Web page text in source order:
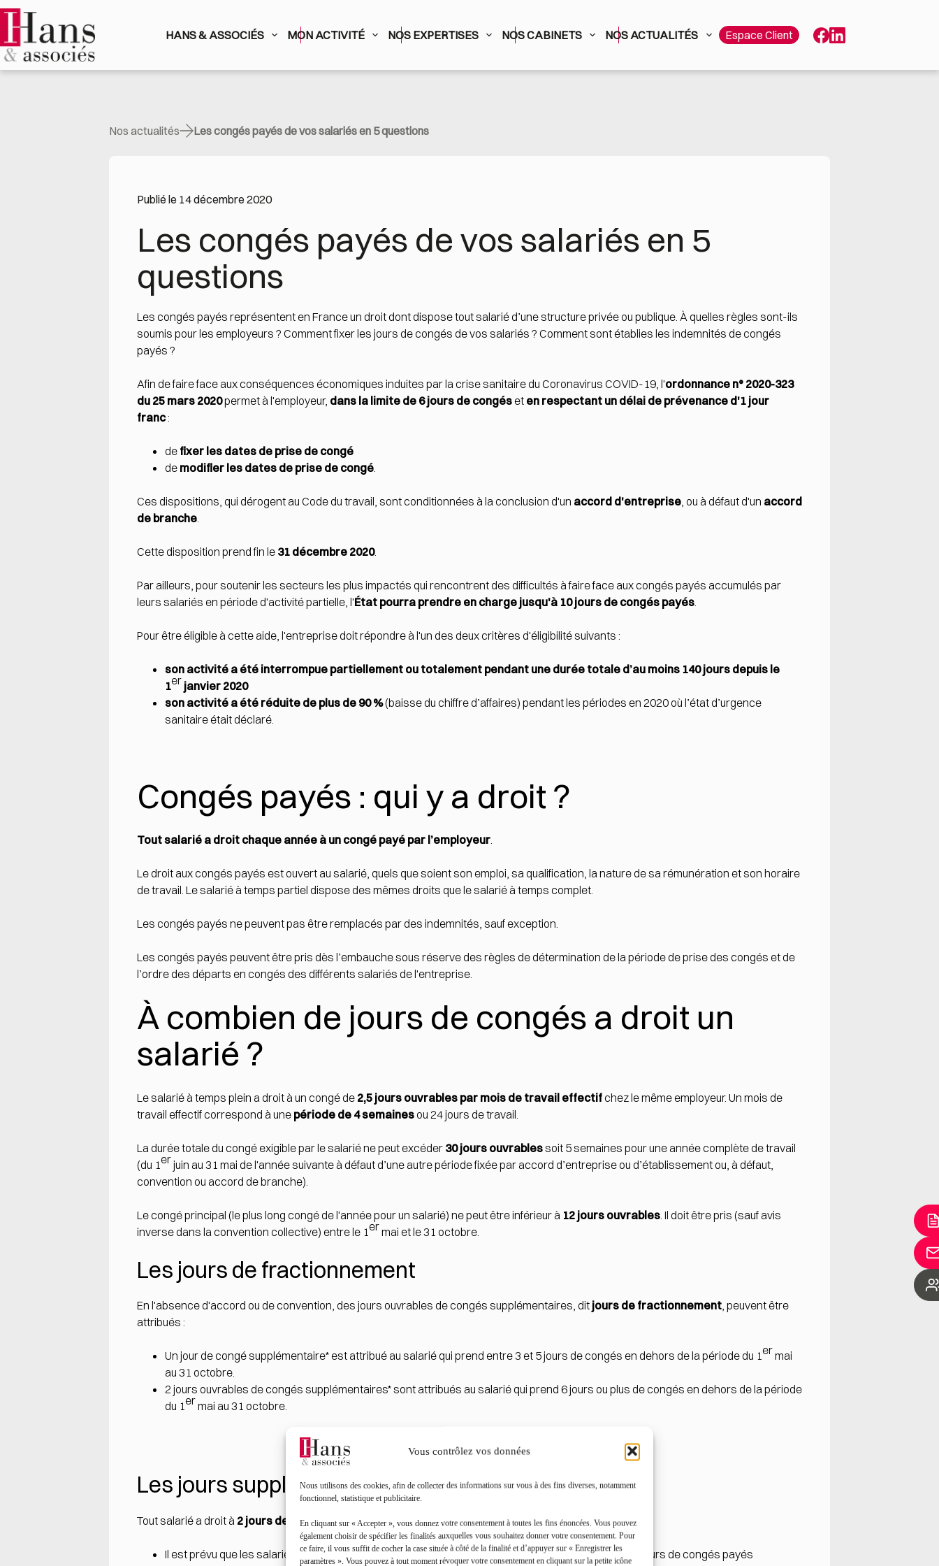
Vous contrôlez vos données
Nous utilisons des cookies, afin de collecter des informations sur vous à des fins diverses, notamment
fonctionnel, statistique et publicitaire.
En cliquant sur « Accepter », vous donnez votre consentement à toutes les fins énoncées. Vous pouvez
également choisir de spécifier les finalités auxquelles vous souhaitez donner votre consentement. Pour
ce faire, il vous suffit de cocher la case située à côté de la finalité et d’appuyer sur « Enregistrer les
paramètres ». Vous pouvez à tout moment révoquer votre consentement en cliquant sur la petite icône
contenu
HANS & ASSOCIÉS MON ACTIVITÉ NOS EXPERTISES NOS CABINETS NOS ACTUALITÉS Espace Client
Nos actualités Les congés payés de vos salariés en 5 questions
Publié le 14 décembre 2020
Les congés payés de vos salariés en 5
questions
Les congés payés représentent en France un droit dont dispose tout salarié d’une structure privée ou publique. À quelles règles sont-ils
soumis pour les employeurs ? Comment fixer les jours de congés de vos salariés ? Comment sont établies les indemnités de congés
payés ?
Afin de faire face aux conséquences économiques induites par la crise sanitaire du Coronavirus COVID-19, l'ordonnance n° 2020-323
du 25 mars 2020permet à l'employeur, dans la limite de 6 jours de congéset en respectant un délai de prévenance d'1 jour
franc:
de fixer les dates de prise de congé
de modifier les dates de prise de congé.
Ces dispositions, qui dérogent au Code du travail, sont conditionnées à la conclusion d'un accord d'entreprise, ou à défaut d'un accord
de branche.
Cette disposition prend fin le 31 décembre 2020.
Par ailleurs, pour soutenir les secteurs les plus impactés qui rencontrent des difficultés à faire face aux congés payés accumulés par
leurs salariés en période d'activité partielle, l'État pourra prendre en charge jusqu'à 10 jours de congés payés.
Pour être éligible à cette aide, l'entreprise doit répondre à l'un des deux critères d'éligibilité suivants :
son activité a été interrompue partiellement ou totalement pendant une durée totale d’au moins 140 jours depuis le
1er janvier 2020
son activité a été réduite de plus de 90 %(baisse du chiffre d’affaires) pendant les périodes en 2020 où l’état d’urgence
sanitaire était déclaré.
Congés payés : qui y a droit ?
Tout salarié a droit chaque année à un congé payé par l’employeur.
Le droit aux congés payés est ouvert au salarié, quels que soient son emploi, sa qualification, la nature de sa rémunération et son horaire
de travail. Le salarié à temps partiel dispose des mêmes droits que le salarié à temps complet.
Les congés payés ne peuvent pas être remplacés par des indemnités, saufexception.
Les congés payés peuvent être pris dès l’embauche sous réserve des règles de détermination de la période de prise des congés et de
l’ordre des départs en congés des différents salariés de l'entreprise.
À combien de jours de congés a droit un
salarié ?
Le salarié à temps plein a droit à un congé de 2,5 jours ouvrables par mois de travail effectifchez le même employeur. Un mois de
travail effectif correspond à une période de 4 semainesou 24 jours de travail.
La durée totale du congé exigible par le salarié ne peut excéder 30 jours ouvrablessoit 5 semaines pour une année complète de travail
(du 1erjuin au 31 mai de l'année suivante à défaut d’une autre période fixée par accord d’entreprise ou d’établissement ou, à défaut,
convention ou accord de branche).
Le congé principal (le plus long congé de l'année pour un salarié) ne peut être inférieur à 12 jours ouvrables . Il doit être pris (sauf avis
inverse dans la convention collective) entre le 1ermai et le 31 octobre.
Les jours de fractionnement
En l'absence d'accord ou de convention, des jours ouvrables de congés supplémentaires, dit jours de fractionnement, peuvent être
attribués :
Un jour de congé supplémentaire* est attribué au salarié qui prend entre 3 et 5 jours de congés en dehors de la période du 1ermai
au 31 octobre.
2 jours ouvrables de congés supplémentaires* sont attribués au salarié qui prend 6 jours ou plus de congés en dehors de la période
du 1ermai au 31 octobre.
Les jours supplémentaires pour enfants à charge
Tout salarié a droit à 2 jours de congés supplémentaires par enfant à charge :
Il est prévu que les salariés demoins de 21 ansau 30 avril de l'année précédente, bénéficient de 2 jours de congés payés